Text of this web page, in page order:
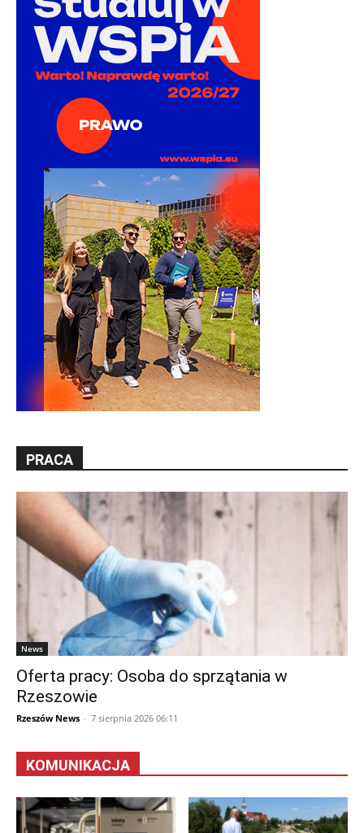
PRACA
News
Oferta pracy: Osoba do sprzątania w
Rzeszowie
Rzeszów News - 7 sierpnia 2026 06:11
KOMUNIKACJA